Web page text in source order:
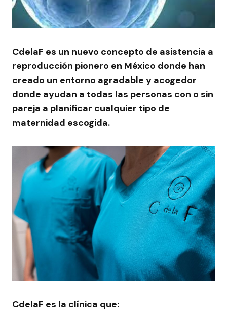
CdelaF es un nuevo concepto de asistencia a
reproducción pionero en México donde han
creado un entorno agradable y acogedor
donde ayudan a todas las personas con o sin
pareja a planificar cualquier tipo de
maternidad escogida.
CdelaF es la clínica que: